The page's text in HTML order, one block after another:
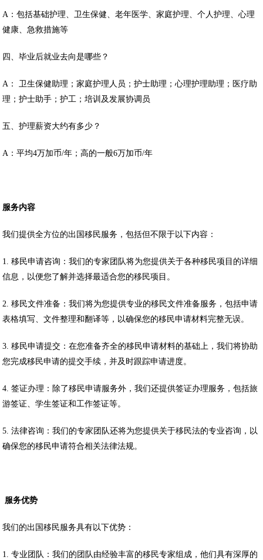
A：包括基础护理、卫生保健、老年医学、家庭护理、个人护理、心理
健康、急救措施等
四、毕业后就业去向是哪些？
A： 卫生保健助理；家庭护理人员；护士助理；心理护理助理；医疗助
理；护士助手；护工；培训及发展协调员
五、护理薪资大约有多少？
A：平均4万加币/年；高的一般6万加币/年
服务内容
我们提供全方位的出国移民服务，包括但不限于以下内容：
1. 移民申请咨询：我们的专家团队将为您提供关于各种移民项目的详细
信息，以便您了解并选择最适合您的移民项目。
2. 移民文件准备：我们将为您提供专业的移民文件准备服务，包括申请
表格填写、文件整理和翻译等，以确保您的移民申请材料完整无误。
3. 移民申请提交：在您准备齐全的移民申请材料的基础上，我们将协助
您完成移民申请的提交手续，并及时跟踪申请进度。
4. 签证办理：除了移民申请服务外，我们还提供签证办理服务，包括旅
游签证、学生签证和工作签证等。
5. 法律咨询：我们的专家团队还将为您提供关于移民法的专业咨询，以
确保您的移民申请符合相关法律法规。
服务优势
我们的出国移民服务具有以下优势：
1. 专业团队：我们的团队由经验丰富的移民专家组成，他们具有深厚的